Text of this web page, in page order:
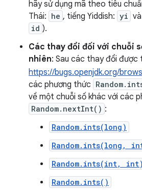
hãy sử dụng mã theo tiêu
Thái: he , tiếng Yiddish: yi
id ).
Các thay đổi đối với chuỗi
nhiên: Sau các thay đổi được
https://bugs.openjdk.org/
các phương thức
về một chuỗi số khác với các
Random.nextInt() :
Random.ints(long)
Random.ints(long,
Random.ints(int, int)
Random.ints()